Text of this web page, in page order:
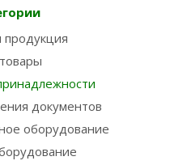
документов
оборудование